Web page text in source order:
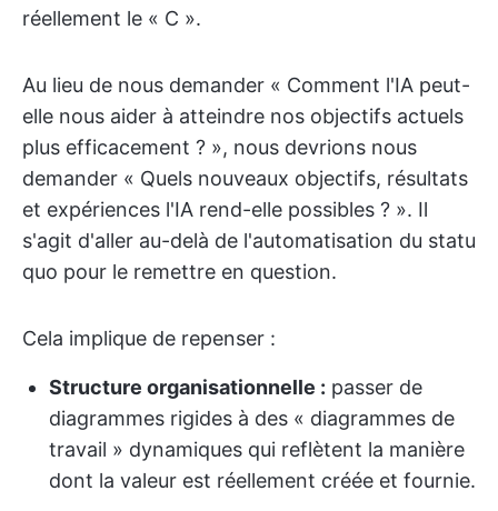
réellement le « C ».
Au lieu de nous demander « Comment l'IA peut-
elle nous aider à atteindre nos objectifs actuels
plus efficacement ? », nous devrions nous
demander « Quels nouveaux objectifs, résultats
et expériences l'IA rend-elle possibles ? ». Il
s'agit d'aller au-delà de l'automatisation du statu
quo pour le remettre en question.
Cela implique de repenser :
Structure organisationnelle : passer de
diagrammes rigides à des « diagrammes de
travail » dynamiques qui reflètent la manière
dont la valeur est réellement créée et fournie.